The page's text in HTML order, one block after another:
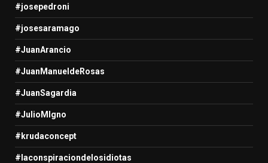
#josepedroni
#josesaramago
#JuanArancio
#JuanManueldeRosas
#JuanSagardia
#JulioMIgno
#krudaconcept
#laconspiraciondelosidiotas